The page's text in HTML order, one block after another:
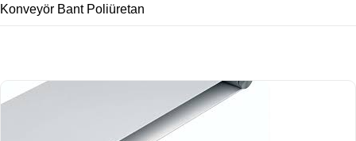
Konveyör Bant Poliüretan